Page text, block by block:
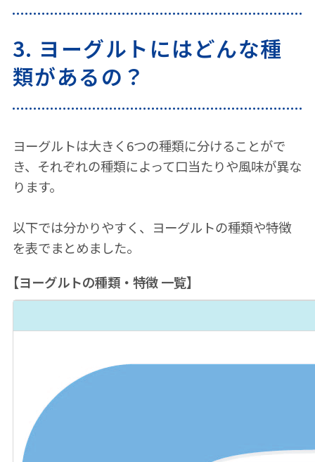
3. ヨーグルトにはどんな種
類があるの？
ヨーグルトは大きく6つの種類に分けることがで
き、それぞれの種類によって口当たりや風味が異な
ります。
以下では分かりやすく、ヨーグルトの種類や特徴
を表でまとめました。
【ヨーグルトの種類・特徴 一覧】